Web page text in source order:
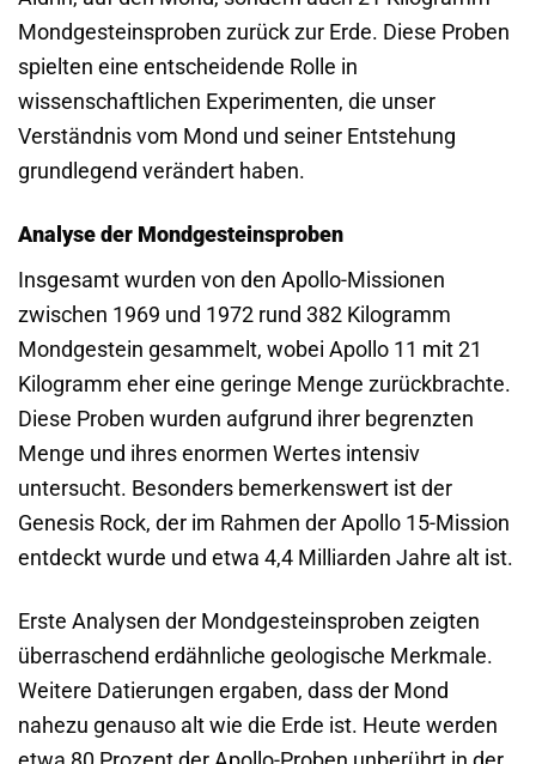
Mondgesteinsproben zurück zur Erde. Diese Proben
spielten eine entscheidende Rolle in
wissenschaftlichen Experimenten, die unser
Verständnis vom Mond und seiner Entstehung
grundlegend verändert haben.
Analyse der Mondgesteinsproben
Insgesamt wurden von den Apollo-Missionen
zwischen 1969 und 1972 rund 382 Kilogramm
Mondgestein gesammelt, wobei Apollo 11 mit 21
Kilogramm eher eine geringe Menge zurückbrachte.
Diese Proben wurden aufgrund ihrer begrenzten
Menge und ihres enormen Wertes intensiv
untersucht. Besonders bemerkenswert ist der
Genesis Rock, der im Rahmen der Apollo 15-Mission
entdeckt wurde und etwa 4,4 Milliarden Jahre alt ist.
Erste Analysen der Mondgesteinsproben zeigten
überraschend erdähnliche geologische Merkmale.
Weitere Datierungen ergaben, dass der Mond
nahezu genauso alt wie die Erde ist. Heute werden